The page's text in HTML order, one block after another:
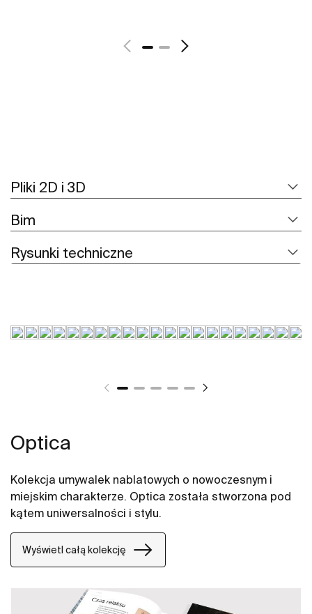
Pliki 2D i 3D
Bim
Rysunki techniczne
Optica
Kolekcja umywalek nablatowych o nowoczesnym i
miejskim charakterze. Optica została stworzona pod
kątem uniwersalności i stylu.
Wyświetl całą kolekcję